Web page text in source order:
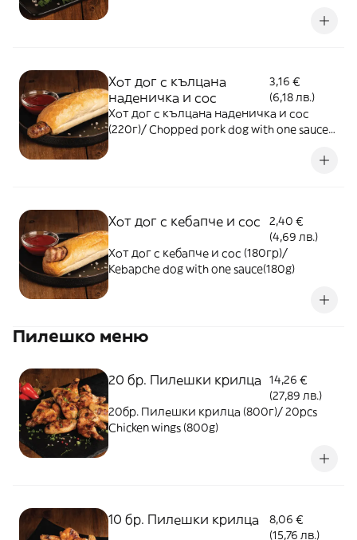
Хот дог с кълцана
наденичка и сос
3,16 €
(6,18 лв.)
Хот дог с кълцана наденичка и сос
(220г)/ Chopped pork dog with one sauce
Хот дог с кебапче и сос
2,40 €
(4,69 лв.)
Хот дог с кебапче и сос (180гр)/
Kebapche dog with one sauce(180g)
Пилешко меню
20 бр. Пилешки крилца 14,26 €
(27,89 лв.)
20бр. Пилешки крилца (800г)/ 20pcs
Chicken wings (800g)
10 бр. Пилешки крилца
8,06 €
(15,76 лв.)